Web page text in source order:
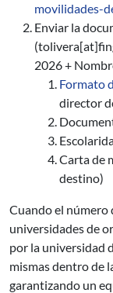
movilidades-
Enviar la
2026 +
Formato
director
Carta de
destino)
Cuando el número
universidades de
por la universidad
mismas dentro de
garantizando un